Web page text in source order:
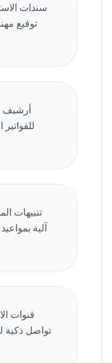
توقيع
أرشيف
تنبيهات
آلية
قنوات
تواصل ذكية